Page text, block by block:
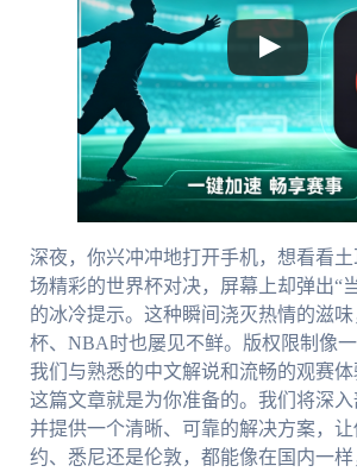
深夜，你兴冲冲地打开手机，想看看
场精彩的世界杯对决，屏幕上却弹出“
的冰冷提示。这种瞬间浇灭热情的滋
杯、NBA时也屡见不鲜。版权限制像
我们与熟悉的中文解说和流畅的观赛体
这篇文章就是为你准备的。我们将深入
并提供一个清晰、可靠的解决方案，
约、悉尼还是伦敦，都能像在国内一